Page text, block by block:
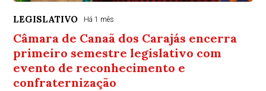
LEGISLATIVO Há 1 mês
Câmara de Canaã dos Carajás encerra
primeiro semestre legislativo com
evento de reconhecimento e
confraternização